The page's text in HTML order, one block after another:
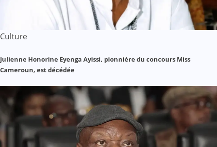
Culture
Julienne Honorine Eyenga Ayissi, pionnière du concours Miss
Cameroun, est décédée